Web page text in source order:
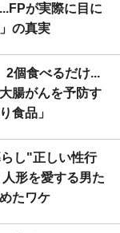
が実際に目に
の真実
2個食べるだけ...
腸がんを予防す
食品」
し"正しい性行
形を愛する男た
たワケ